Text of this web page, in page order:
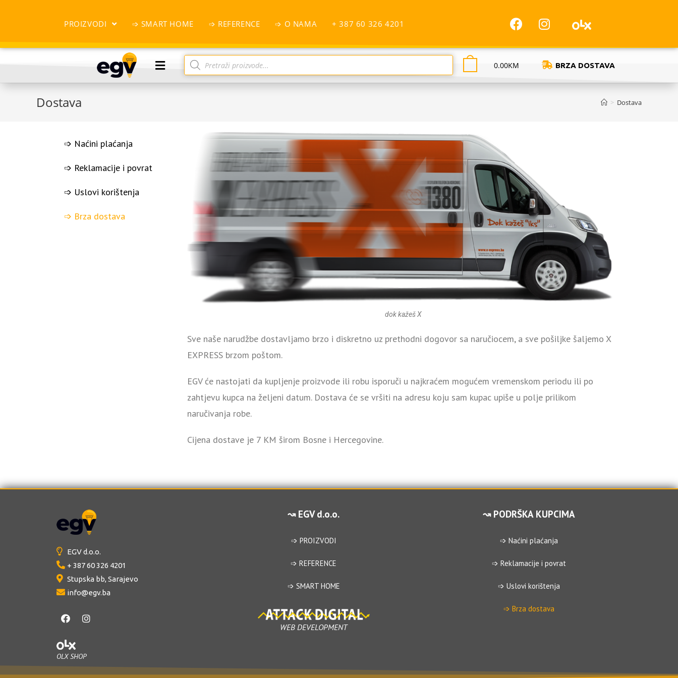
PROIZVODI ➩ SMART HOME ➩ REFERENCE ➩ O NAMA + 387 60 326 4201
0.00KM BRZA DOSTAVA
Dostava > Dostava
➩ Naćini plaćanja
➩ Reklamacije i povrat
➩ Uslovi korištenja
➩ Brza dostava
dok kažeš X
Sve naše narudžbe dostavljamo brzo i diskretno uz prethodni dogovor sa naručiocem, a sve pošiljke šaljemo X
EXPRESS brzom poštom.
EGV će nastojati da kupljenje proizvode ili robu isporuči u najkraćem mogućem vremenskom periodu ili po
zahtjevu kupca na željeni datum. Dostava će se vršiti na adresu koju sam kupac upiše u polje prilikom
naručivanja robe.
Cijena dostave je 7 KM širom Bosne i Hercegovine.
EGV d.o.o.
+ 387 60 326 4201
Stupska bb, Sarajevo
info@egv.ba
OLX SHOP
↝ EGV d.o.o.
➩ PROIZVODI
➩ REFERENCE
➩ SMART HOME
WEB DEVELOPMENT
↝ PODRŠKA KUPCIMA
➩ Naćini plaćanja
➩ Reklamacije i povrat
➩ Uslovi korištenja
➩ Brza dostava